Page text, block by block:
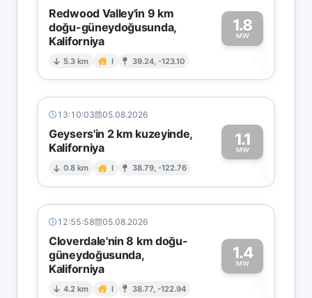
Redwood Valley'in 9 km
doğu-güneydoğusunda,
Kaliforniya
5.3 km I 39.24, -123.10
1.8
MW
1
13:10:03 05.08.2026
Geysers'in 2 km kuzeyinde,
Kaliforniya
0.8 km I 38.79, -122.76
1.1
MW1
12:55:58 05.08.2026
Cloverdale'nin 8 km doğu-
güneydoğusunda,
Kaliforniya
4.2 km I 38.77, -122.94
1.4
MW